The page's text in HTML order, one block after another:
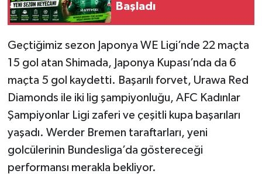
Başladı
Geçtiğimiz sezon Japonya WE Ligi’nde 22 maçta
15 gol atan Shimada, Japonya Kupası’nda da 6
maçta 5 gol kaydetti. Başarılı forvet, Urawa Red
Diamonds ile iki lig şampiyonluğu, AFC Kadınlar
Şampiyonlar Ligi zaferi ve çeşitli kupa başarıları
yaşadı. Werder Bremen taraftarları, yeni
golcülerinin Bundesliga’da göstereceği
performansı merakla bekliyor.